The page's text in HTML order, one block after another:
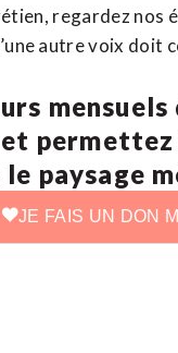
regardez
autre voix doit
paysage
JE FAIS UN DON